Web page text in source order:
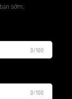
sớm.
0/100
0/100